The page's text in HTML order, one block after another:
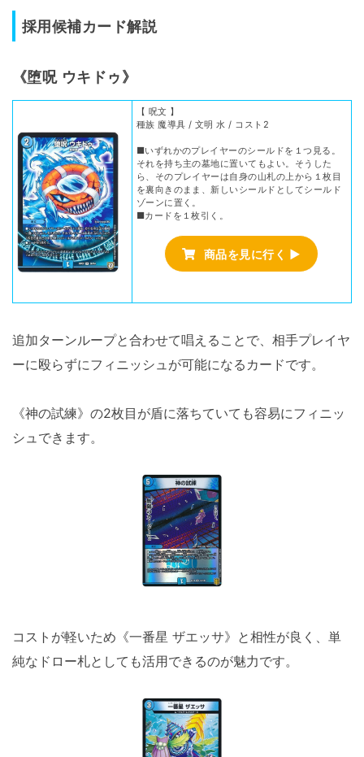
採用候補カード解説
《堕呪 ウキドゥ》
【 呪文 】
種族 魔導具 / 文明 水 / コスト2
■いずれかのプレイヤーのシールドを１つ見る。
それを持ち主の墓地に置いてもよい。そうした
ら、そのプレイヤーは自身の山札の上から１枚目
を裏向きのまま、新しいシールドとしてシールド
ゾーンに置く。
■カードを１枚引く。
商品を見に行く ▶
追加ターンループと合わせて唱えることで、相手プレイヤ
ーに殴らずにフィニッシュが可能になるカードです。
《神の試練》の2枚目が盾に落ちていても容易にフィニッ
シュできます。
コストが軽いため《一番星 ザエッサ》と相性が良く、単
純なドロー札としても活用できるのが魅力です。